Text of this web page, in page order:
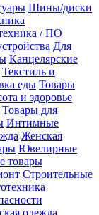
Шины/диски
/ ПО
Для
Канцелярские
Текстиль и
еды Товары
и здоровье
Товары для
Интимные
Женская
Ювелирные
товары
Строительные
одежда